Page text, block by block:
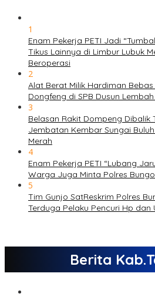
1
Enam Pekerja PETI Jadi
Tikus Lainnya di Limbur Lubuk
Beroperasi
2
Alat Berat Milik Hardiman
Dongfeng di SPB Dusun
3
Belasan Rakit Dompeng Dibalik
Jembatan Kembar Sungai
Merah
4
Enam Pekerja PETI “Lubang
Warga Juga Minta Polres
5
Tim Gunjo SatReskrim Polres
Terduga Pelaku Pencuri Hp dan
Berita